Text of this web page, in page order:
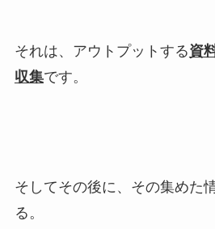
それは、アウトプットする資
収集です。
そしてその後に、その集めた
る。